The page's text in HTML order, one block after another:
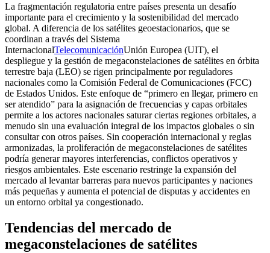
La fragmentación regulatoria entre países presenta un desafío
importante para el crecimiento y la sostenibilidad del mercado
global. A diferencia de los satélites geoestacionarios, que se
coordinan a través del Sistema
InternacionalTelecomunicaciónUnión Europea (UIT), el
despliegue y la gestión de megaconstelaciones de satélites en órbita
terrestre baja (LEO) se rigen principalmente por reguladores
nacionales como la Comisión Federal de Comunicaciones (FCC)
de Estados Unidos. Este enfoque de “primero en llegar, primero en
ser atendido” para la asignación de frecuencias y capas orbitales
permite a los actores nacionales saturar ciertas regiones orbitales, a
menudo sin una evaluación integral de los impactos globales o sin
consultar con otros países. Sin cooperación internacional y reglas
armonizadas, la proliferación de megaconstelaciones de satélites
podría generar mayores interferencias, conflictos operativos y
riesgos ambientales. Este escenario restringe la expansión del
mercado al levantar barreras para nuevos participantes y naciones
más pequeñas y aumenta el potencial de disputas y accidentes en
un entorno orbital ya congestionado.
Tendencias del mercado de
megaconstelaciones de satélites